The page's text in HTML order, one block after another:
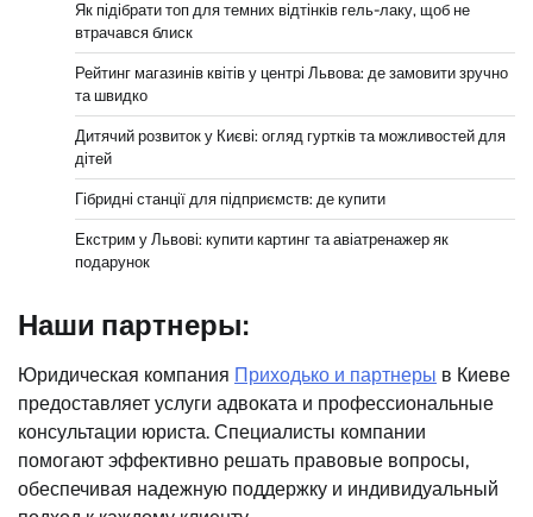
Як підібрати топ для темних відтінків гель-лаку, щоб не
втрачався блиск
Рейтинг магазинів квітів у центрі Львова: де замовити зручно
та швидко
Дитячий розвиток у Києві: огляд гуртків та можливостей для
дітей
Гібридні станції для підприємств: де купити
Екстрим у Львові: купити картинг та авіатренажер як
подарунок
Наши партнеры:
Юридическая компания Приходько и партнеры в Киеве
предоставляет услуги адвоката и профессиональные
консультации юриста. Специалисты компании
помогают эффективно решать правовые вопросы,
обеспечивая надежную поддержку и индивидуальный